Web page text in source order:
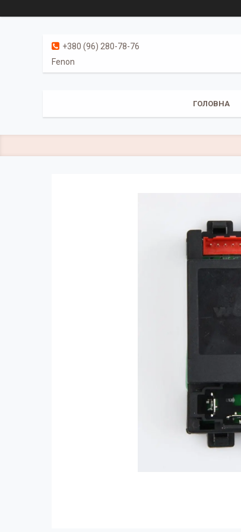
+380 (96) 280-78-76
Fenon
ГОЛОВНА